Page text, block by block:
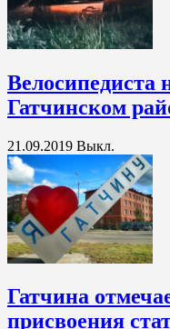
Велосипедиста
Гатчинском
21.09.2019 Выкл.
Гатчина
присвоения